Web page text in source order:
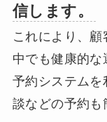
信します。
これにより、
中でも健康的
予約システムを
談などの予約も